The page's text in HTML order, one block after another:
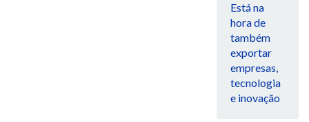
Está na
hora de
também
exportar
empresas,
tecnologia
e inovação